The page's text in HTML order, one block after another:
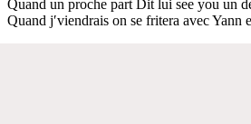
Quand un proche part Dit lui see you un
Quand j′viendrais on se fritera avec Yann